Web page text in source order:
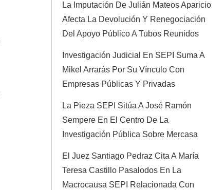
La Imputación De Julián Mateos Aparicio
Afecta La Devolución Y Renegociación
Del Apoyo Público A Tubos Reunidos
Investigación Judicial En SEPI Suma A
Mikel Arrarás Por Su Vínculo Con
Empresas Públicas Y Privadas
La Pieza SEPI Sitúa A José Ramón
Sempere En El Centro De La
Investigación Pública Sobre Mercasa
El Juez Santiago Pedraz Cita A María
Teresa Castillo Pasalodos En La
Macrocausa SEPI Relacionada Con